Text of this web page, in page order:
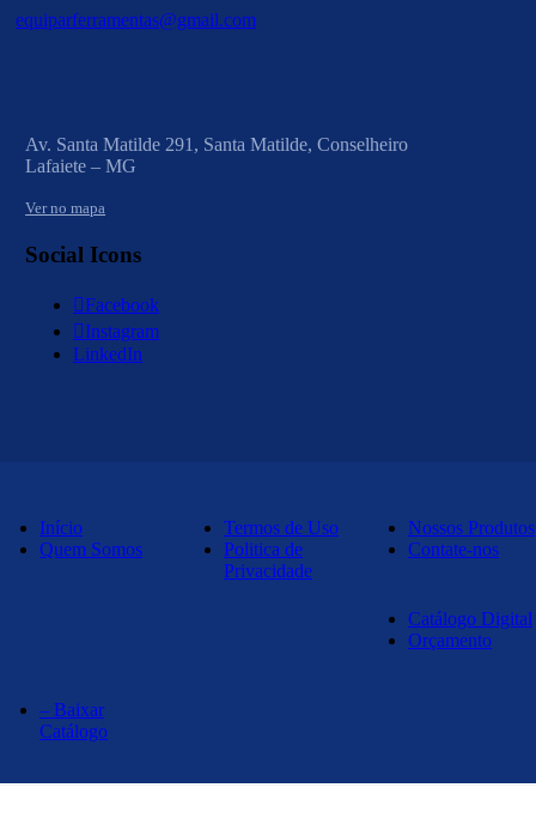
equiparferramentas@gmail.com
Av. Santa Matilde 291, Santa Matilde, Conselheiro
Lafaiete – MG
Ver no mapa
Social Icons
Facebook
Instagram
LinkedIn
Início
Quem Somos
Termos de Uso
Politica de
Privacidade
Nossos Produtos
Contate-nos
Catálogo Digital
Orçamento
– Baixar
Catálogo